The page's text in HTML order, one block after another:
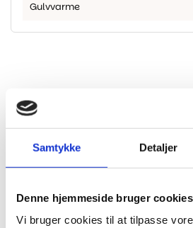
Samtykke Detaljer
Denne hjemmeside bruger cookies
Vi bruger cookies til at tilpasse
Gulvvarme
Andre har også kigget
på...
-20% -20%